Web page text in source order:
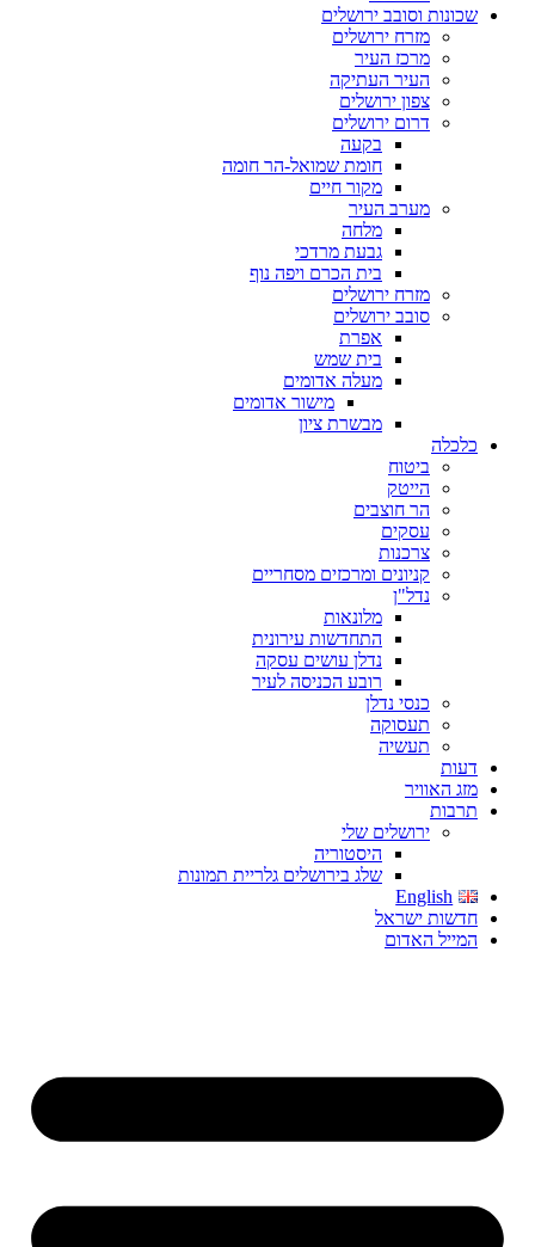
שכונות וסובב ירושלים
מזרח ירושלים
מרכז העיר
העיר העתיקה
צפון ירושלים
דרום ירושלים
בקעה
חומת שמואל-הר חומה
מקור חיים
מערב העיר
מלחה
גבעת מרדכי
בית הכרם ויפה נוף
מזרח ירושלים
סובב ירושלים
אפרת
בית שמש
מעלה אדומים
מישור אדומים
מבשרת ציון
כלכלה
ביטוח
הייטק
הר חוצבים
עסקים
צרכנות
קניונים ומרכזים מסחריים
נדל"ן
מלונאות
התחדשות עירונית
נדלן עושים עסקה
רובע הכניסה לעיר
כנסי נדלן
תעסוקה
תעשיה
דעות
מזג האוויר
תרבות
ירושלים שלי
היסטוריה
שלג בירושלים גלריית תמונות
English
חדשות ישראל
המייל האדום